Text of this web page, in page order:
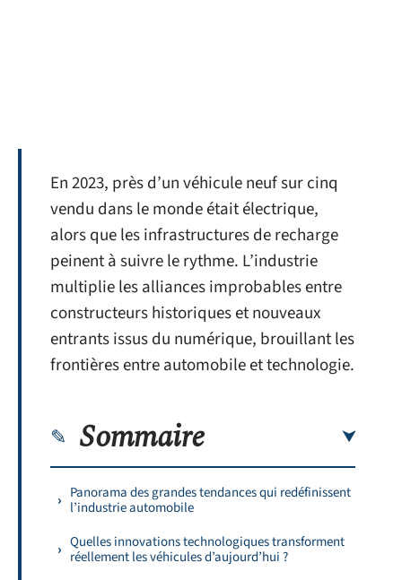
En 2023, près d’un véhicule neuf sur cinq
vendu dans le monde était électrique,
alors que les infrastructures de recharge
peinent à suivre le rythme. L’industrie
multiplie les alliances improbables entre
constructeurs historiques et nouveaux
entrants issus du numérique, brouillant les
frontières entre automobile et technologie.
Sommaire
Panorama des grandes tendances qui redéfinissent
l’industrie automobile
Quelles innovations technologiques transforment
réellement les véhicules d’aujourd’hui ?